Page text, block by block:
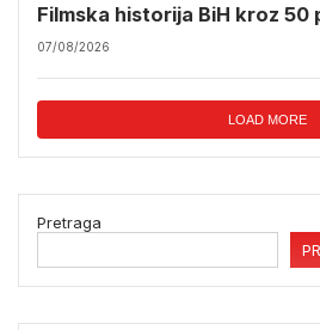
Filmska historija BiH kroz 50
07/08/2026
LOAD MORE
Pretraga